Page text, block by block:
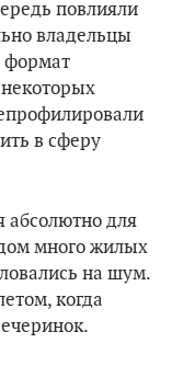
повлияли
владельцы
формат
в сферу
абсолютно для
много жилых
на шум.
когда